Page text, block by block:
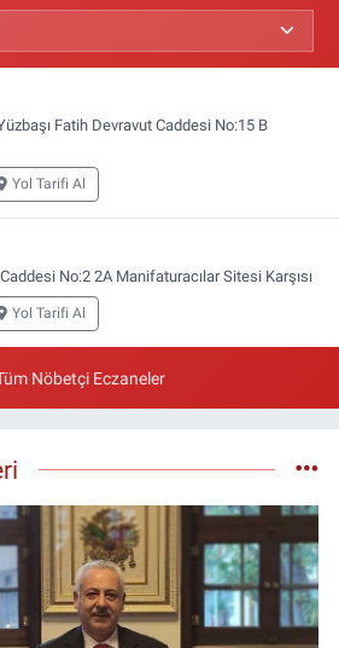
Fatih Devravut Caddesi No:15 B
Yol Tarifi Al
No:2 2A Manifaturacılar Sitesi Karşısı
Yol Tarifi Al
Nöbetçi Eczaneler